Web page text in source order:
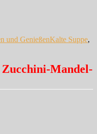
und GenießenKalte Suppe,
Mandel-